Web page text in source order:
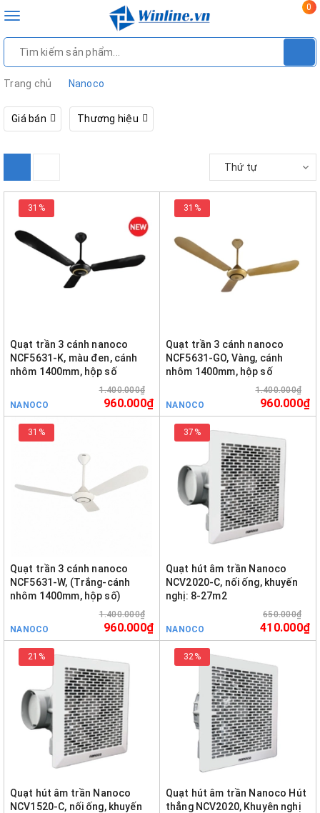
Toggle
0
Trang chủ Nanoco
Giá bán Thương hiệu
Thứ tự
31%
Quạt trần 3 cánh nanoco
NCF5631-K, màu đen, cánh
nhôm 1400mm, hộp số
NANOCO
1.400.000₫
960.000₫
31%
Quạt trần 3 cánh nanoco
NCF5631-GO, Vàng, cánh
nhôm 1400mm, hộp số
NANOCO
1.400.000₫
960.000₫
31%
Quạt trần 3 cánh nanoco
NCF5631-W, (Trắng-cánh
nhôm 1400mm, hộp số)
NANOCO
1.400.000₫
960.000₫
37%
Quạt hút âm trần Nanoco
NCV2020-C, nối ống, khuyến
nghị: 8-27m2
NANOCO
650.000₫
410.000₫
21%
Quạt hút âm trần Nanoco
NCV1520-C, nối ống, khuyến
32%
Quạt hút âm trần Nanoco Hút
thẳng NCV2020, Khuyên nghị